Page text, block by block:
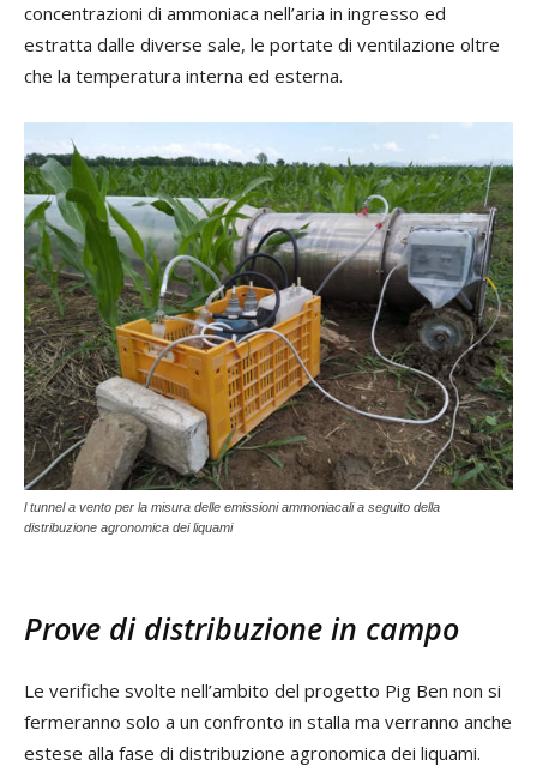
concentrazioni di ammoniaca nell’aria in ingresso ed
estratta dalle diverse sale, le portate di ventilazione oltre
che la temperatura interna ed esterna.
l tunnel a vento per la misura delle emissioni ammoniacali a seguito della
distribuzione agronomica dei liquami
Prove di distribuzione in campo
Le verifiche svolte nell’ambito del progetto Pig Ben non si
fermeranno solo a un confronto in stalla ma verranno anche
estese alla fase di distribuzione agronomica dei liquami.